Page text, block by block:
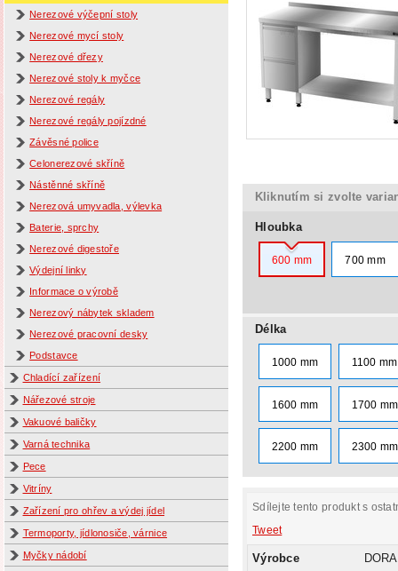
Nerezové výčepní stoly
Nerezové mycí stoly
Nerezové dřezy
Nerezové stoly k myčce
Nerezové regály
Nerezové regály pojízdné
Závěsné police
Celonerezové skříně
Nástěnné skříně
Nerezová umyvadla, výlevka
Baterie, sprchy
Nerezové digestoře
Výdejní linky
Informace o výrobě
Nerezový nábytek skladem
Nerezové pracovní desky
Podstavce
Chladící zařízení
Nářezové stroje
Vakuové baličky
Varná technika
Pece
Vitríny
Zařízení pro ohřev a výdej jídel
Termoporty, jídlonosiče, várnice
Myčky nádobí
Kliknutím si zvolte
Hloubka
600 mm 700 mm
Délka
1000 mm 1100 mm
1600 mm 1700 mm
2200 mm 2300 mm
Sdílejte tento produkt s
Tweet
Výrobce